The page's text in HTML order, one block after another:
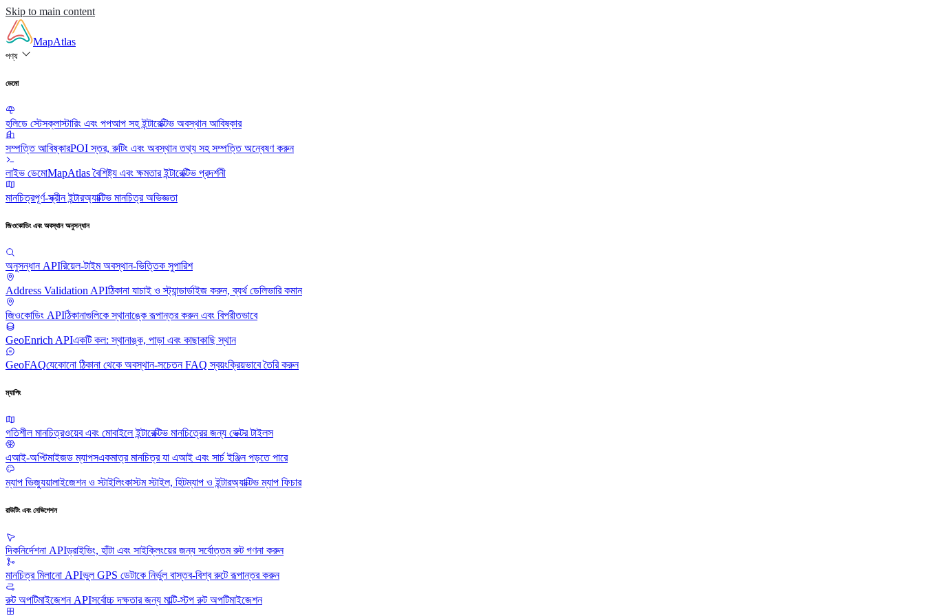
Skip to main content
MapAtlas
পণ্য
ডেমো
হলিডে স্টেসক্লাস্টারিং এবং পপআপ সহ ইন্টারেক্টিভ অবস্থান আবিষ্কার
সম্পত্তি আবিষ্কারPOI স্তর, রুটিং এবং অবস্থান তথ্য সহ সম্পত্তি অন্বেষণ করুন
লাইভ ডেমোMapAtlas বৈশিষ্ট্য এবং ক্ষমতার ইন্টারেক্টিভ প্রদর্শনী
মানচিত্রপূর্ণ-স্ক্রীন ইন্টারঅ্যাক্টিভ মানচিত্র অভিজ্ঞতা
জিওকোডিং এবং অবস্থান অনুসন্ধান
অনুসন্ধান APIরিয়েল-টাইম অবস্থান-ভিত্তিক সুপারিশ
Address Validation APIঠিকানা যাচাই ও স্ট্যান্ডার্ডাইজ করুন, ব্যর্থ ডেলিভারি কমান
জিওকোডিং APIঠিকানাগুলিকে স্থানাঙ্কে রূপান্তর করুন এবং বিপরীতভাবে
GeoEnrich APIএকটি কল: স্থানাঙ্ক, পাড়া এবং কাছাকাছি স্থান
GeoFAQযেকোনো ঠিকানা থেকে অবস্থান-সচেতন FAQ স্বয়ংক্রিয়ভাবে তৈরি করুন
ম্যাপিং
গতিশীল মানচিত্রওয়েব এবং মোবাইলে ইন্টারেক্টিভ মানচিত্রের জন্য ভেক্টর টাইলস
এআই-অপ্টিমাইজড ম্যাপসএকমাত্র মানচিত্র যা এআই এবং সার্চ ইঞ্জিন পড়তে পারে
ম্যাপ ভিজ্যুয়ালাইজেশন ও স্টাইলিংকাস্টম স্টাইল, হিটম্যাপ ও ইন্টারঅ্যাক্টিভ ম্যাপ ফিচার
রাউটিং এবং নেভিগেশন
দিকনির্দেশনা APIড্রাইভিং, হাঁটা এবং সাইক্লিংয়ের জন্য সর্বোত্তম রুট গণনা করুন
মানচিত্র মিলানো APIভুল GPS ডেটাকে নির্ভুল বাস্তব-বিশ্ব রুটে রূপান্তর করুন
রুট অপটিমাইজেশন APIসর্বোচ্চ দক্ষতার জন্য মাল্টি-স্টপ রুট অপটিমাইজেশন